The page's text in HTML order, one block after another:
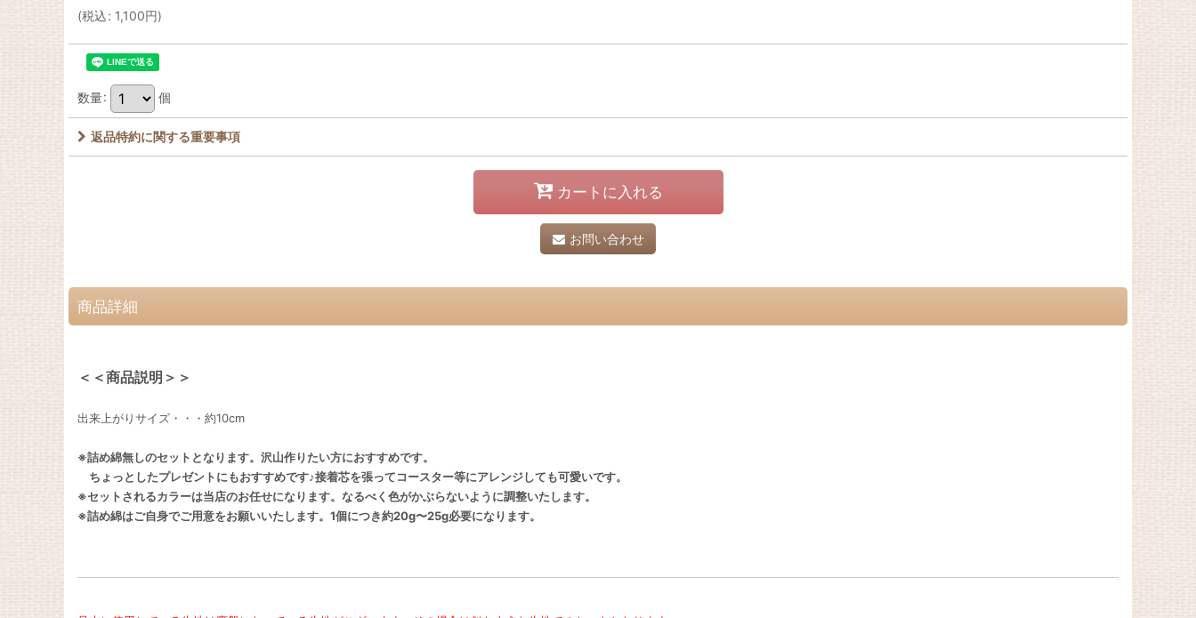
(税込: 1,100円)
数量: 個
返品特約に関する重要事項
カートに入れる
お問い合わせ
商品詳細
＜＜商品説明＞＞
出来上がりサイズ・・・約10cm
※詰め綿無しのセットとなります。沢山作りたい方におすすめです。
ちょっとしたプレゼントにもおすすめです♪接着芯を張ってコースター等にアレンジしても可愛いです。
※セットされるカラーは当店のお任せになります。なるべく色がかぶらないように調整いたします。
※詰め綿はご自身でご用意をお願いいたします。1個につき約20g〜25g必要になります。